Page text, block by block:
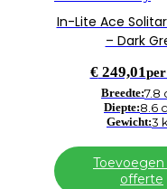
In-Lite Ace
– Dark
€249,01
Breedte:7.8
Diepte:8.6
Gewicht:3
Toevoegen
offerte